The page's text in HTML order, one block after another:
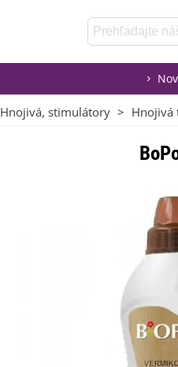
Hnojivá, stimulátory > Hnojivá